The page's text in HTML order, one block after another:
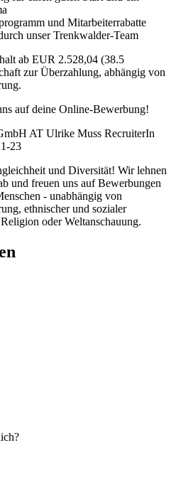
und Mitarbeiterrabatte
unser Trenkwalder-Team
ab EUR 2.528,04 (38.5
zur Überzahlung, abhängig von
auf deine Online-Bewerbung!
AT Ulrike Muss RecruiterIn
23
und Diversität! Wir lehnen
und freuen uns auf Bewerbungen
- unabhängig von
ethnischer und sozialer
oder Weltanschauung.